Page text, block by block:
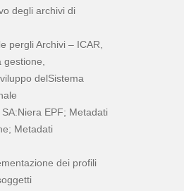
degli archivi di
pergli Archivi – ICAR,
delSistema
EPF; Metadati
Metadati
dei profili